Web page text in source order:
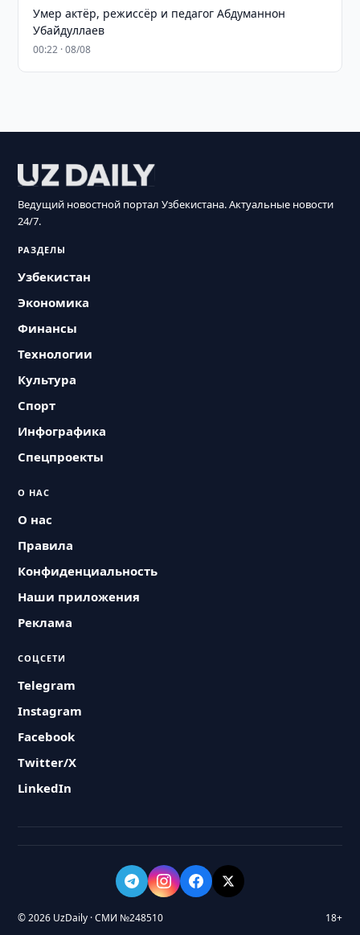
Умер актёр, режиссёр и педагог Абдуманнон
Убайдуллаев
00:22 · 08/08
Ведущий новостной портал Узбекистана. Актуальные новости
24/7.
РАЗДЕЛЫ
Узбекистан
Экономика
Финансы
Технологии
Культура
Спорт
Инфографика
Спецпроекты
О НАС
О нас
Правила
Конфиденциальность
Наши приложения
Реклама
СОЦСЕТИ
Telegram
Instagram
Facebook
Twitter/X
LinkedIn
© 2026 UzDaily · СМИ №248510 18+